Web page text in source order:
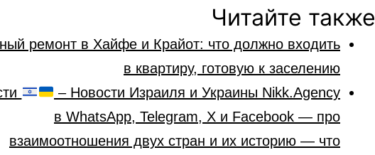
Читайте также
ремонт в Хайфе и Крайот: что должно входить
в квартиру, готовую к заселению
– Новости Израиля и Украины Nikk.Agency
в WhatsApp, Telegram, X и Facebook — про
взаимоотношения двух стран и их историю — что